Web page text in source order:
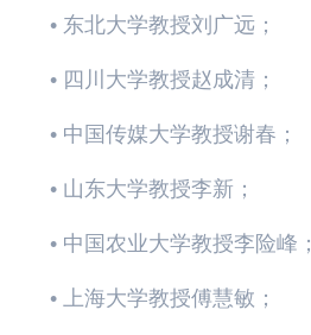
• 东北大学教授刘广远；
• 四川大学教授赵成清；
• 中国传媒大学教授谢春；
• 山东大学教授李新；
• 中国农业大学教授李险峰；
• 上海大学教授傅慧敏；